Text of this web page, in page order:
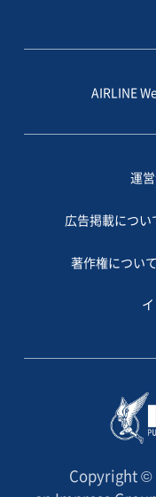
AIRLINE
運
広告掲載につい
著作権について
Copyright